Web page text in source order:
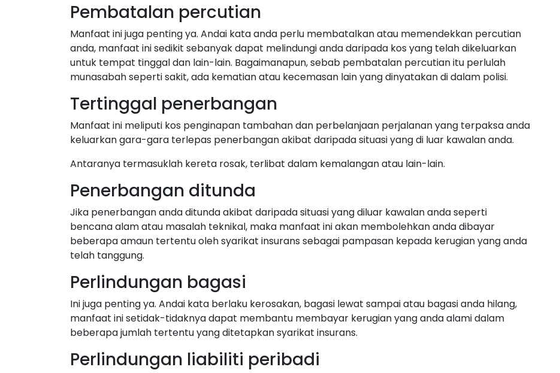
Pembatalan percutian
Manfaat ini juga penting ya. Andai kata anda perlu membatalkan atau memendekkan percutian
anda, manfaat ini sedikit sebanyak dapat melindungi anda daripada kos yang telah dikeluarkan
untuk tempat tinggal dan lain-lain. Bagaimanapun, sebab pembatalan percutian itu perlulah
munasabah seperti sakit, ada kematian atau kecemasan lain yang dinyatakan di dalam polisi.
Tertinggal penerbangan
Manfaat ini meliputi kos penginapan tambahan dan perbelanjaan perjalanan yang terpaksa anda
keluarkan gara-gara terlepas penerbangan akibat daripada situasi yang di luar kawalan anda.
Antaranya termasuklah kereta rosak, terlibat dalam kemalangan atau lain-lain.
Penerbangan ditunda
Jika penerbangan anda ditunda akibat daripada situasi yang diluar kawalan anda seperti
bencana alam atau masalah teknikal, maka manfaat ini akan membolehkan anda dibayar
beberapa amaun tertentu oleh syarikat insurans sebagai pampasan kepada kerugian yang anda
telah tanggung.
Perlindungan bagasi
Ini juga penting ya. Andai kata berlaku kerosakan, bagasi lewat sampai atau bagasi anda hilang,
manfaat ini setidak-tidaknya dapat membantu membayar kerugian yang anda alami dalam
beberapa jumlah tertentu yang ditetapkan syarikat insurans.
Perlindungan liabiliti peribadi